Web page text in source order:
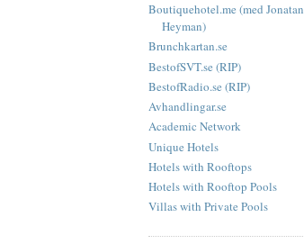
Boutiquehotel.me (med Jonatan
Heyman)
Brunchkartan.se
BestofSVT.se (RIP)
BestofRadio.se (RIP)
Avhandlingar.se
Academic Network
Unique Hotels
Hotels with Rooftops
Hotels with Rooftop Pools
Villas with Private Pools